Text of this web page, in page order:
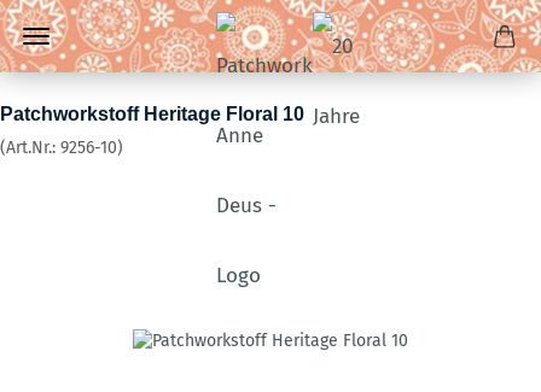
Patchworkstoff Heritage Floral 10
(Art.Nr.: 9256-10)